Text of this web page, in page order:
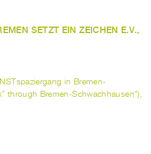
SETZT EIN ZEICHEN E.V.,
in Bremen-
through Bremen-Schwachhausen"),